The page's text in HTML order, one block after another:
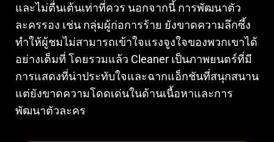
และไม่ตื่นเต้นเท่าที่ควร นอกจากนี้ การพัฒนาตัว
ละครรอง เช่น กลุ่มผู้ก่อการร้าย ยังขาดความลึกซึ้ง
ทำให้ผู้ชมไม่สามารถเข้าใจแรงจูงใจของพวกเขาได้
อย่างเต็มที่ โดยรวมแล้ว Cleaner เป็นภาพยนตร์ที่มี
การแสดงที่น่าประทับใจและฉากแอ็กชันที่สนุกสนาน
แต่ยังขาดความโดดเด่นในด้านเนื้อหาและการ
พัฒนาตัวละคร